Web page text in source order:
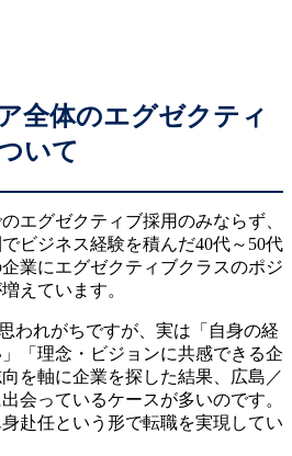
全体のエグゼクティ
いて
エグゼクティブ採用のみならず、
ビジネス経験を積んだ40代～50代
業にエグゼクティブクラスのポジ
えています。
われがちですが、実は「自身の経
「理念・ビジョンに共感できる企
を軸に企業を探した結果、広島／
会っているケースが多いのです。
赴任という形で転職を実現してい